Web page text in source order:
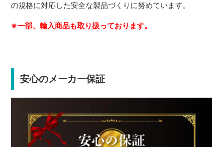
の規格に対応した安全な製品づくりに努めています。
※一部、輸入商品も取り扱っております。
安心のメーカー保証